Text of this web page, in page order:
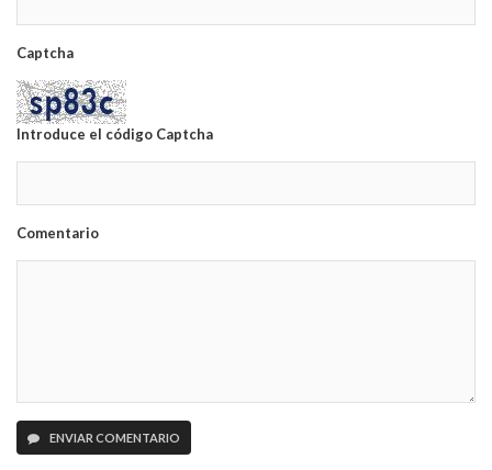
Captcha
Introduce el código Captcha
Comentario
ENVIAR COMENTARIO